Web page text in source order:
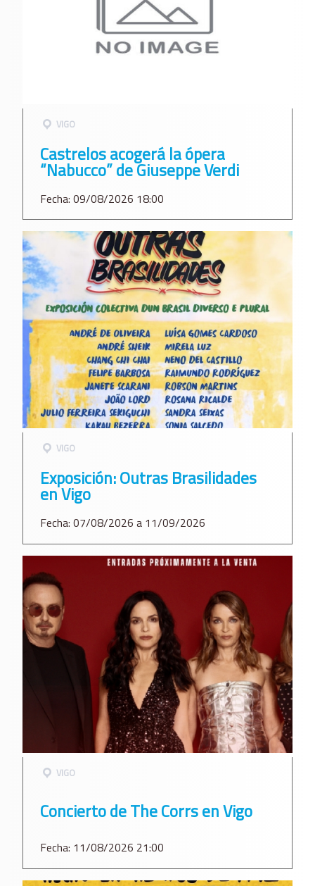
VIGO
Castrelos acogerá la ópera
“Nabucco” de Giuseppe Verdi
Fecha: 09/08/2026 18:00
VIGO
Exposición: Outras Brasilidades
en Vigo
Fecha: 07/08/2026 a 11/09/2026
VIGO
Concierto de The Corrs en Vigo
Fecha: 11/08/2026 21:00